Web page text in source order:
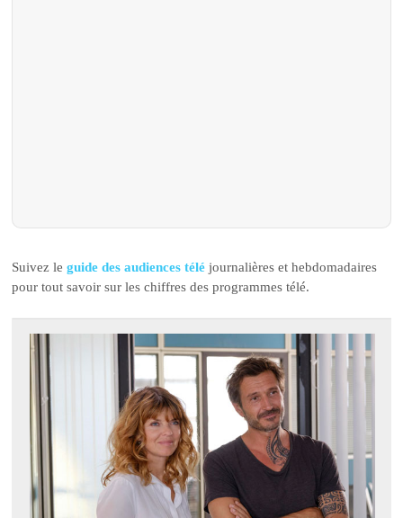
Suivez leguide des audiences télé journalières et hebdomadaires
pour tout savoir sur les chiffres des programmes télé.